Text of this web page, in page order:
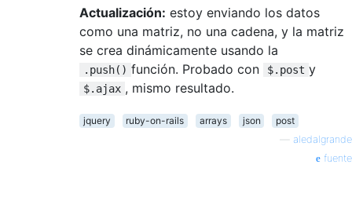
Actualización: estoy enviando los datos
como una matriz, no una cadena, y la matriz
se crea dinámicamente usando la
.push() función. Probado con $.post y
$.ajax , mismo resultado.
jquery ruby-on-rails arrays json
post
aledalgrande
fuente